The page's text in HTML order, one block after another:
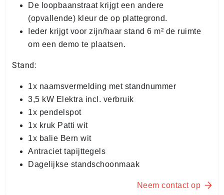
De loopbaanstraat krijgt een andere
(opvallende) kleur de op plattegrond.
Ieder krijgt voor zijn/haar stand 6 m² de ruimte
om een demo te plaatsen.
Stand:
1x naamsvermelding met standnummer
3,5 kW Elektra incl. verbruik
1x pendelspot
1x kruk Patti wit
1x balie Bern wit
Antraciet tapijttegels
Dagelijkse standschoonmaak
Neem contact op